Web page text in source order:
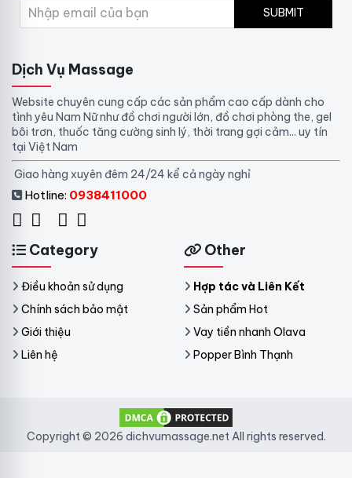
SUBMIT
Dịch Vụ Massage
Website chuyên cung cấp các sản phẩm cao cấp dành cho
tình yêu Nam Nữ như đồ chơi người lớn, đồ chơi phòng the, gel
bôi trơn, thuốc tăng cường sinh lý, thời trang gợi cảm... uy tín
tại Việt Nam
Giao hàng xuyên đêm 24/24 kể cả ngày nghỉ
Hotline: 0938411000
Category
Điều khoản sử dụng
Chính sách bảo mật
Giới thiệu
Liên hệ
Other
Hợp tác và Liên Kết
Sản phẩm Hot
Vay tiền nhanh Olava
Popper Bình Thạnh
Copyright © 2026 dichvumassage.net All rights reserved.